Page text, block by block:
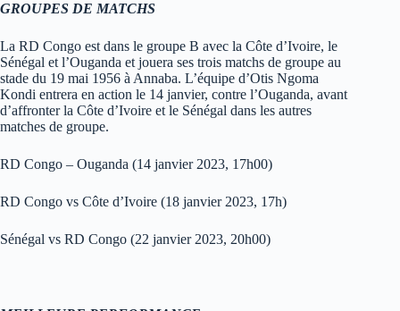
GROUPES DE MATCHS
La RD Congo est dans le groupe B avec la Côte d’Ivoire, le
Sénégal et l’Ouganda et jouera ses trois matchs de groupe au
stade du 19 mai 1956 à Annaba. L’équipe d’Otis Ngoma
Kondi entrera en action le 14 janvier, contre l’Ouganda, avant
d’affronter la Côte d’Ivoire et le Sénégal dans les autres
matches de groupe.
RD Congo – Ouganda (14 janvier 2023, 17h00)
RD Congo vs Côte d’Ivoire (18 janvier 2023, 17h)
Sénégal vs RD Congo (22 janvier 2023, 20h00)